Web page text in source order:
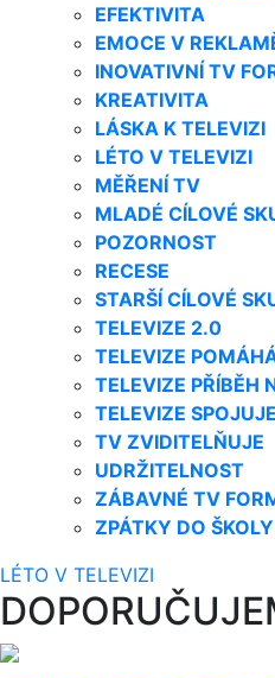
EFEKTIVITA
EMOCE V
INOVATIVNÍ TV
KREATIVITA
LÁSKA K TELEVIZI
LÉTO V TELEVIZI
MĚŘENÍ TV
MLADÉ CÍLOVÉ
POZORNOST
RECESE
STARŠÍ CÍLOVÉ
TELEVIZE 2.0
TELEVIZE
TELEVIZE PŘÍBĚH
TELEVIZE SPOJUJE
TV ZVIDITELŇUJE
UDRŽITELNOST
ZÁBAVNÉ TV
ZPÁTKY DO ŠKOLY
LÉTO V TELEVIZI